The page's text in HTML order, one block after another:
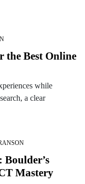
the Best Online
while
a clear
Mastery